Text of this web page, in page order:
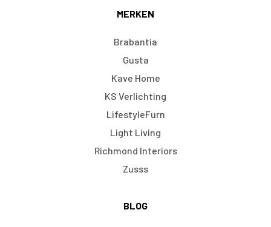
MERKEN
Brabantia
Gusta
Kave Home
KS Verlichting
LifestyleFurn
Light Living
Richmond Interiors
Zusss
BLOG